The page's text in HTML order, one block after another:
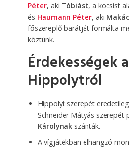
Péter, aki Tóbiást, a kocsist
és Haumann Péter, aki
főszereplő barátját formálta
köztünk.
Érdekességeka
Hippolytról
Hippolyt szerepét eredetileg
Schneider Mátyás szerepét
Károlynakszánták.
A vígjátékban elhangzó